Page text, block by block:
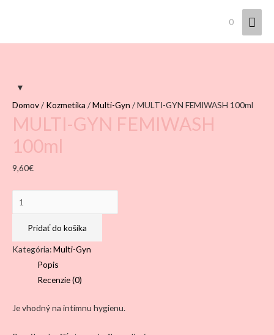
0
Domov/ Kozmetika /Multi-Gyn / MULTI-GYN FEMIWASH 100ml
MULTI-GYN FEMIWASH
100ml
9,60€
množstvo
MULTI-
GYN
FEMIWASH
Pridať do košíka
Kategória:Multi-Gyn
Popis
Recenzie (0)
Je vhodný na intímnu hygienu.